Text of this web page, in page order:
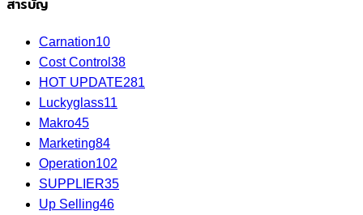
สารบัญ
Carnation10
Cost Control 38
HOT UPDATE281
Luckyglass11
Makro45
Marketing84
Operation102
SUPPLIER35
Up Selling46